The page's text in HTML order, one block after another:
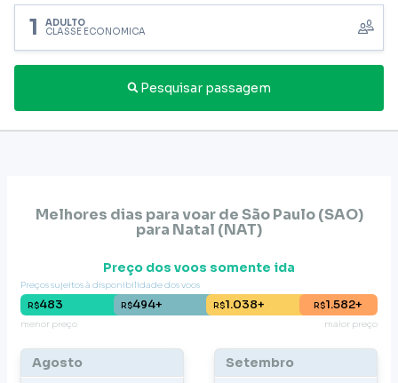
1 ADULTO
CLASSE ECONÔMICA
Pesquisar passagem
Melhores dias para voar deSão Paulo (SAO)
para Natal (NAT)
Preço dos voos somente ida
Preços sujeitos à disponibilidade dos voos
R$483 R$494+ R$1.038+ R$1.582+
menor preço maior preço
Agosto Setembro